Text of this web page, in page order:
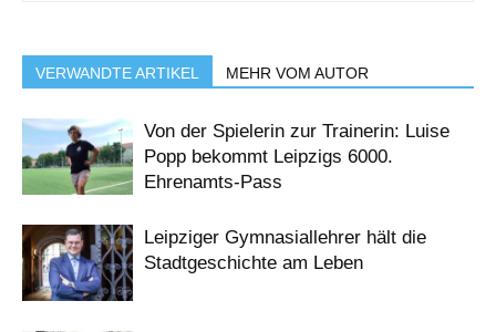
VERWANDTE ARTIKEL MEHR VOM AUTOR
Von der Spielerin zur Trainerin: Luise
Popp bekommt Leipzigs 6000.
Ehrenamts-Pass
Leipziger Gymnasiallehrer hält die
Stadtgeschichte am Leben